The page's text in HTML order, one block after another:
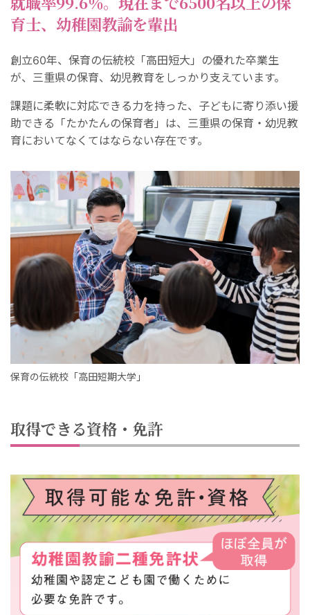
育士、幼稚園教諭を輩出
創立60年、保育の伝統校「高田短大」の優れた卒業生
が、三重県の保育、幼児教育をしっかり支えています。
課題に柔軟に対応できる力を持った、子どもに寄り添い援
助できる「たかたんの保育者」は、三重県の保育・幼児教
育においてなくてはならない存在です。
保育の伝統校「高田短期大学」
取得できる資格・免許